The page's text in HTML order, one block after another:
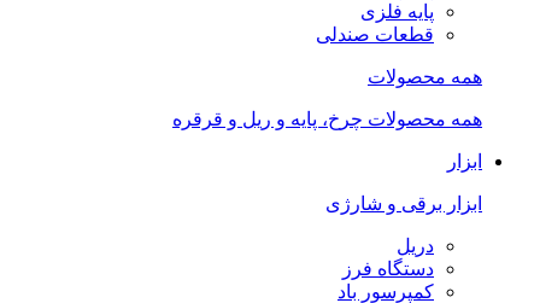
پایه فلزی
قطعات صندلی
همه محصولات
همه محصولات چرخ، پایه و ریل و قرقره
ابزار
ابزار برقی و شارژی
دریل
دستگاه فرز
کمپرسور باد